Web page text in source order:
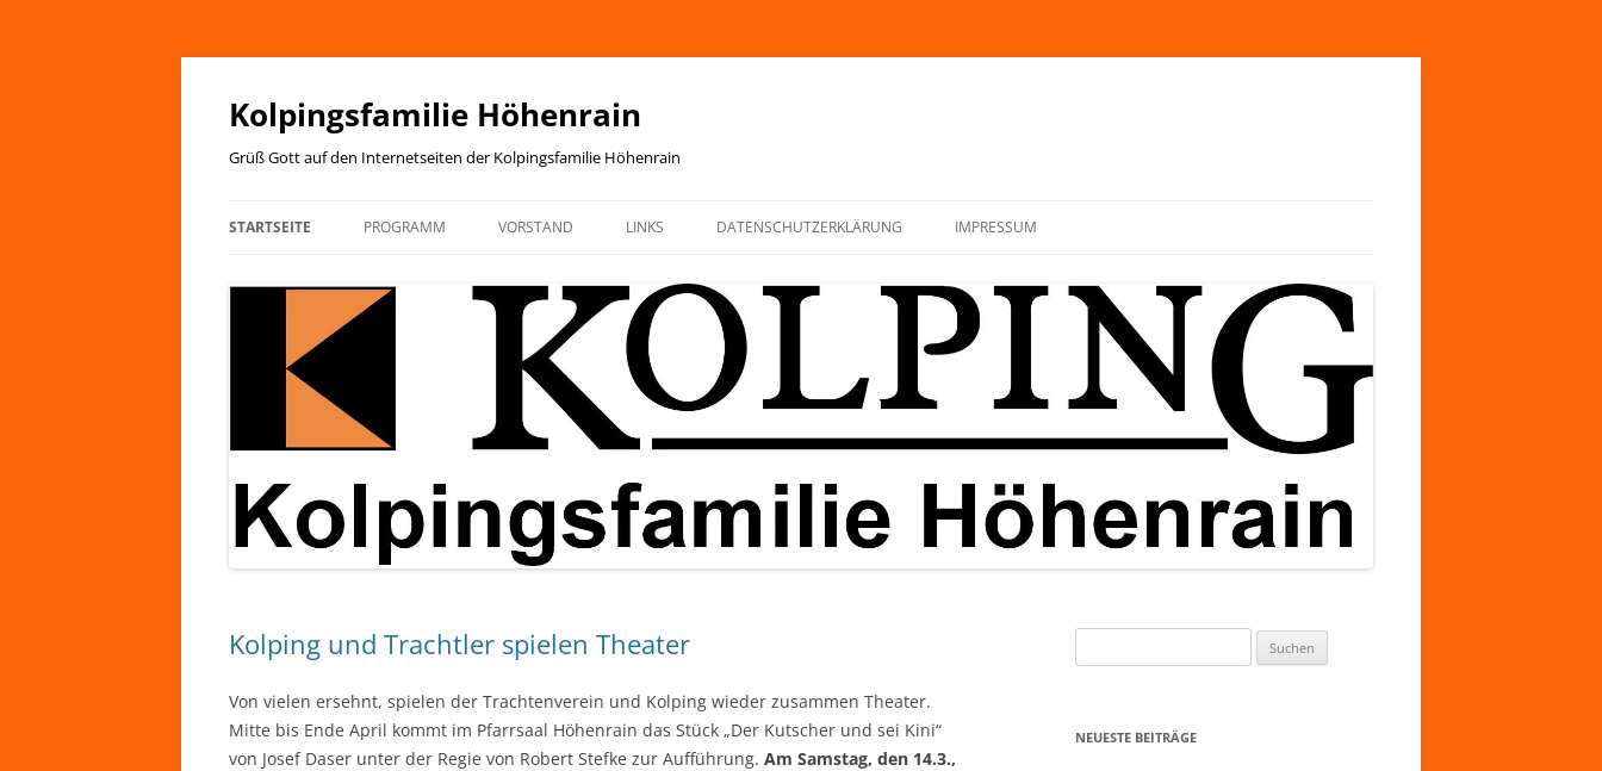
Zum
springen
Kolpingsfamilie Höhenrain
Grüß Gott auf den Internetseiten der Kolpingsfamilie Höhenrain
STARTSEITE PROGRAMM VORSTAND LINKS DATENSCHUTZERKLÄRUNG IMPRESSUM
Kolping und Trachtler spielen Theater
Von vielen ersehnt, spielen der Trachtenverein und Kolping wieder zusammen Theater.
Mitte bis Ende April kommt im Pfarrsaal Höhenrain das Stück „Der Kutscher und sei Kini“
von Josef Daser unter der Regie von Robert Stefke zur Aufführung. Am Samstag, den 14.3.,
nach:
NEUESTE BEITRÄGE